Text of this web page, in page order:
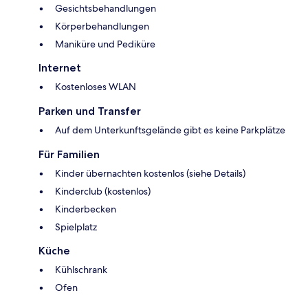
Gesichtsbehandlungen
Körperbehandlungen
Maniküre und Pediküre
Internet
Kostenloses WLAN
Parken und Transfer
Auf dem Unterkunftsgelände gibt es keine Parkplätze
Für Familien
Kinder übernachten kostenlos (siehe Details)
Kinderclub (kostenlos)
Kinderbecken
Spielplatz
Küche
Kühlschrank
Ofen